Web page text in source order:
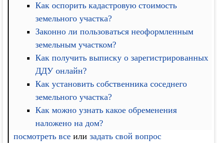
Как оспорить кадастровую стоимость
земельного участка?
Законно ли пользоваться неоформленным
земельным участком?
Как получить выписку о зарегистрированных
ДДУ онлайн?
Как установить собственника соседнего
земельного участка?
Как можно узнать какое обременения
наложено на дом?
посмотреть все илизадать свой вопрос